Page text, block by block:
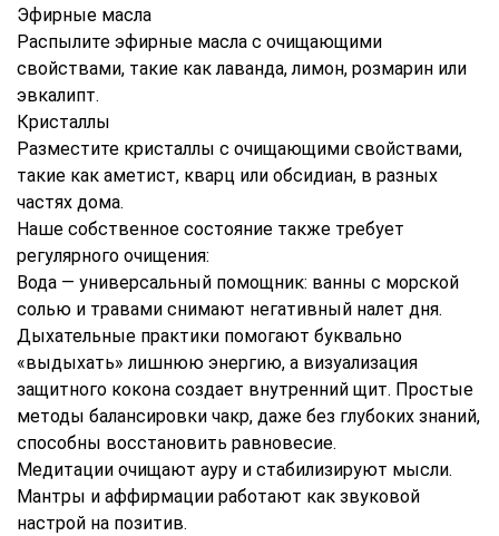
Эфирные масла
Распылите эфирные масла с очищающими
свойствами, такие как лаванда, лимон, розмарин или
эвкалипт.
Кристаллы
Разместите кристаллы с очищающими свойствами,
такие как аметист, кварц или обсидиан, в разных
частях дома.
Наше собственное состояние также требует
регулярного очищения:
Вода — универсальный помощник: ванны с морской
солью и травами снимают негативный налет дня.
Дыхательные практики помогают буквально
«выдыхать» лишнюю энергию, а визуализация
защитного кокона создает внутренний щит. Простые
методы балансировки чакр, даже без глубоких знаний,
способны восстановить равновесие.
Медитации очищают ауру и стабилизируют мысли.
Мантры и аффирмации работают как звуковой
настрой на позитив.